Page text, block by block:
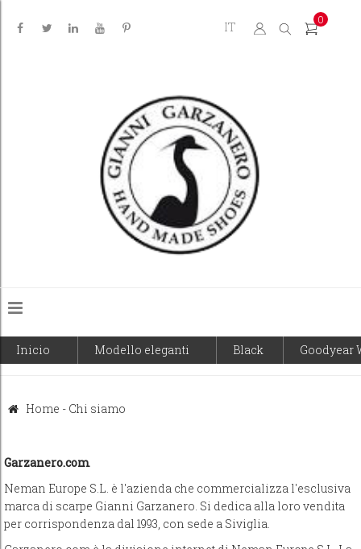
IT 0
Inicio Modello eleganti Black Goodyear
Home - Chi siamo
Garzanero.com
Neman Europe S.L. è l'azienda che commercializza l'esclusiva
marca di scarpe Gianni Garzanero. Si dedica alla loro vendita
per corrispondenza dal 1993, con sede a Siviglia.